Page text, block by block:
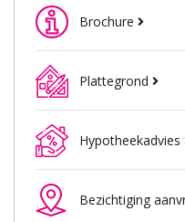
Brochure
Plattegrond
Hypotheekadvies
Bezichtiging